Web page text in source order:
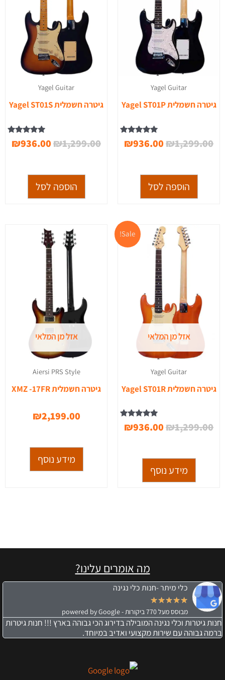
Yagel Guitar
גיטרה חשמלית Yagel ST01P
דורג
5.00
₪1,299.00
₪936.00
הוספה לסל
Yagel Guitar
גיטרה חשמלית Yagel ST01S
דורג
5.00
₪1,299.00
₪936.00
הוספה לסל
Sale!
אזל מן המלאי
Yagel Guitar
גיטרה חשמלית Yagel ST01R
דורג
5.00
₪1,299.00
המחיר
המקורי
היה:
₪1,299.00.
₪936.00
המחיר
הנוכחי
מידע נוסף
אזל מן המלאי
Aiersi PRS Style
גיטרה חשמלית XMZ -17FR
₪2,199.00
מידע נוסף
מה אומרים עלינו?
כלי מיתר -חנות כלי נגינה
★
★
★
★
★
מבוסס מעל 770 ביקורות - powered by Google
חנות גיטרות וכלי נגינה המובילה בדירוג הכי גבוהה בארץ !!! חנות גיטרות
ברמה גבוהה עם שירות מקצועי ואדיב במיוחד.